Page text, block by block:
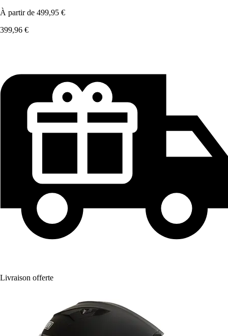
À partir de 499,95 €
399,96 €
Livraison offerte